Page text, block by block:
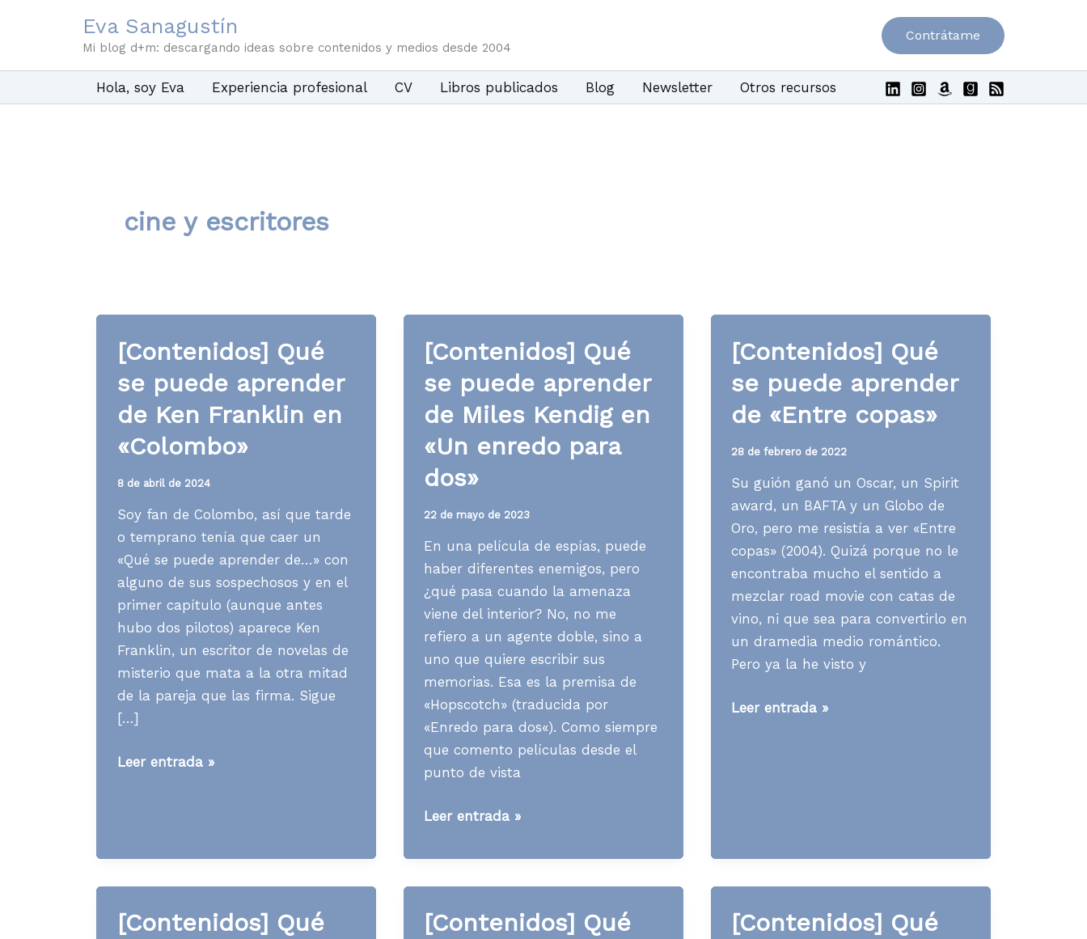
Eva Sanagustín
Mi blog d+m: descargando ideas sobre contenidos y medios desde 2004
Contrátame
Hola, soy Eva Experiencia profesional CV Libros publicados Blog Newsletter Otros recursos
cine y escritores
[Contenidos] Qué
se puede aprender
de Ken Franklin en
«Colombo»
8 de abril de 2024
Soy fan de Colombo, así que tarde
o temprano tenía que caer un
«Qué se puede aprender de…» con
alguno de sus sospechosos y en el
primer capítulo (aunque antes
hubo dos pilotos) aparece Ken
Franklin, un escritor de novelas de
misterio que mata a la otra mitad
de la pareja que las firma. Sigue
[…]
[Contenidos]
Franklin
Leer entrada »
[Contenidos] Qué
se puede aprender
de Miles Kendig en
«Un enredo para
dos»
22 de mayo de 2023
En una película de espías, puede
haber diferentes enemigos, pero
¿qué pasa cuando la amenaza
viene del interior? No, no me
refiero a un agente doble, sino a
uno que quiere escribir sus
memorias. Esa es la premisa de
«Hopscotch» (traducida por
«Enredo para dos«). Como siempre
que comento películas desde el
punto de vista
[Contenidos]
se
puede
de
Leer entrada »
[Contenidos] Qué
se puede aprender
de «Entre copas»
28 de febrero de 2022
Su guión ganó un Oscar, un Spirit
award, un BAFTA y un Globo de
Oro, pero me resistía a ver «Entre
copas» (2004). Quizá porque no le
encontraba mucho el sentido a
mezclar road movie con catas de
vino, ni que sea para convertirlo en
un dramedia medio romántico.
Pero ya la he visto y
[Contenidos]
Leer entrada »
[Contenidos] Qué
[Contenidos] Qué
[Contenidos] Qué